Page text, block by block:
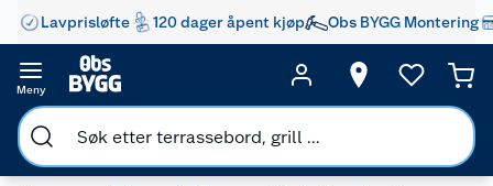
Lavprisløfte 120 dager åpent kjøp Obs BYGG Montering
Meny